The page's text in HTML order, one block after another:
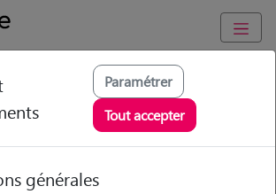
/ Montmorency
Ilian - Petsitter à
MONTMORENCY
Paramétrer
Tout accepter
générales